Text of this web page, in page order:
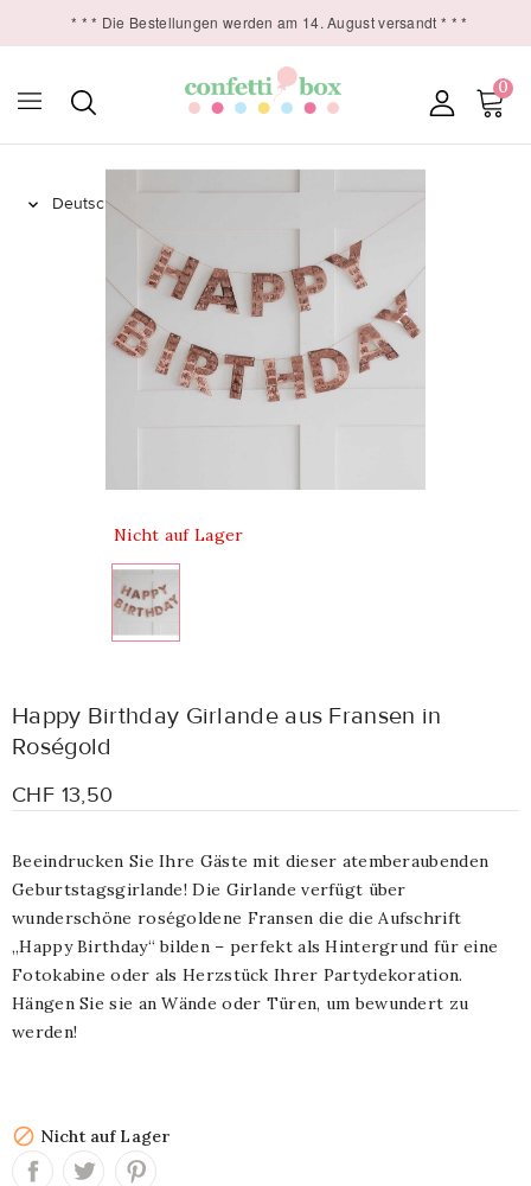
* * * Die Bestellungen werden am 14. August versandt * * *
0

Nicht auf Lager
Happy Birthday Girlande aus Fransen in
Roségold
CHF 13,50
Beeindrucken Sie Ihre Gäste mit dieser atemberaubenden
Geburtstagsgirlande! Die Girlande verfügt über
wunderschöne roségoldene Fransen die die Aufschrift
„Happy Birthday“ bilden – perfekt als Hintergrund für eine
Fotokabine oder als Herzstück Ihrer Partydekoration.
Hängen Sie sie an Wände oder Türen, um bewundert zu
werden!
 Nicht auf Lager